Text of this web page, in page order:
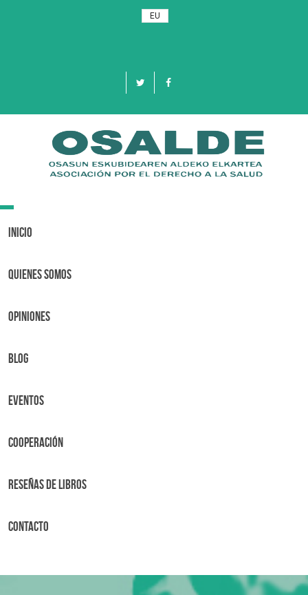
EU
Toggle
Inicio
Quienes Somos
OPINIONES
BLOG
Eventos
Cooperación
Reseñas de libros
Contacto